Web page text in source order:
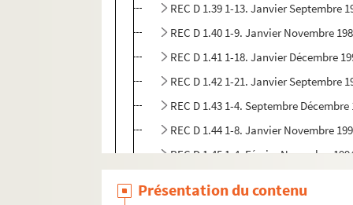
REC D 1.39 1-13. Janvier Septembre
REC D 1.40 1-9. Janvier Novembre
REC D 1.41 1-18. Janvier Décembre
REC D 1.42 1-21. Janvier Septembre
REC D 1.43 1-4. Septembre Décembre
REC D 1.44 1-8. Janvier Novembre
REC D 1.45 1-4. Février Novembre
Présentation du contenu